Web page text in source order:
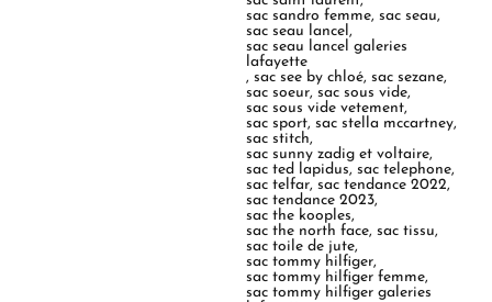
sac sandro femme,sac seau,
sac seau lancel,
sac seau lancel galeries
lafayette
,sac see by chloé,sac sezane,
sac soeur,sac sous vide,
sac sous vide vetement,
sac sport,sac stella mccartney,
sac stitch,
sac sunny zadig et voltaire,
sac ted lapidus,sac telephone,
sac telfar,sac tendance 2022,
sac tendance 2023,
sac the kooples,
sac the north face,sac tissu,
sac toile de jute,
sac tommy hilfiger,
sac tommy hilfiger femme,
sac tommy hilfiger galeries